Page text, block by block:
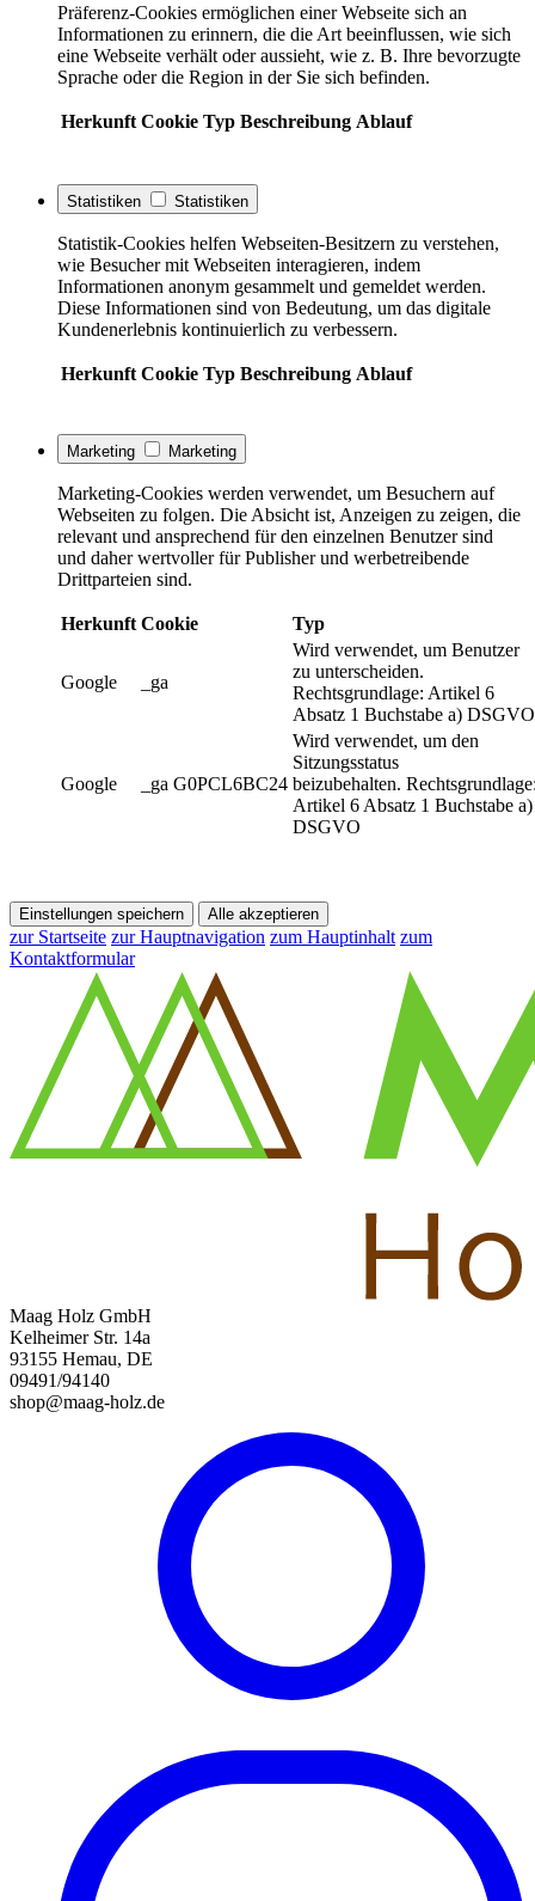
Präferenz-Cookies ermöglichen einer Webseite sich an
Informationen zu erinnern, die die Art beeinflussen, wie sich
eine Webseite verhält oder aussieht, wie z. B. Ihre bevorzugte
Sprache oder die Region in der Sie sich befinden.
Herkunft Cookie Typ Beschreibung Ablauf
Statistiken Statistiken
Statistik-Cookies helfen Webseiten-Besitzern zu verstehen,
wie Besucher mit Webseiten interagieren, indem
Informationen anonym gesammelt und gemeldet werden.
Diese Informationen sind von Bedeutung, um das digitale
Kundenerlebnis kontinuierlich zu verbessern.
Herkunft Cookie Typ Beschreibung Ablauf
Marketing Marketing
Marketing-Cookies werden verwendet, um Besuchern auf
Webseiten zu folgen. Die Absicht ist, Anzeigen zu zeigen, die
relevant und ansprechend für den einzelnen Benutzer sind
und daher wertvoller für Publisher und werbetreibende
Drittparteien sind.
Herkunft Cookie Typ
Google _ga
Wird verwendet, um Benutzer
zu unterscheiden.
Rechtsgrundlage: Artikel 6
Absatz 1 Buchstabe a) DSGVO
Google _ga G0PCL6BC24
Wird verwendet, um den
Sitzungsstatus
beizubehalten.
Artikel 6 Absatz 1 Buchstabe a)
DSGVO
Einstellungen speichern Alle akzeptieren
zur Startseite zur Hauptnavigation zum Hauptinhalt zum
Kontaktformular
Maag Holz GmbH
Kelheimer Str. 14a
93155 Hemau, DE
09491/94140
shop@maag-holz.de